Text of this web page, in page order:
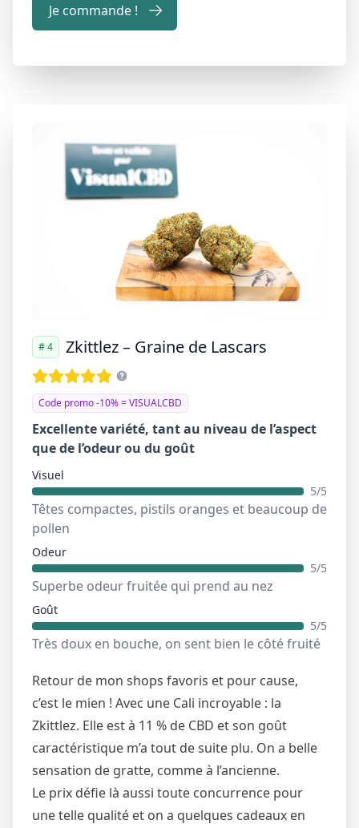
Je commande !
# 4 Zkittlez – Graine de Lascars
Code promo -10% = VISUALCBD
Excellente variété, tant au niveau de l’aspect
que de l’odeur ou du goût
Visuel
5/5
Têtes compactes, pistils oranges et beaucoup de
pollen
Odeur
5/5
Superbe odeur fruitée qui prend au nez
Goût
5/5
Très doux en bouche, on sent bien le côté fruité
Retour de mon shops favoris et pour cause,
c’est le mien ! Avec une Cali incroyable : la
Zkittlez. Elle est à 11 % de CBD et son goût
caractéristique m’a tout de suite plu. On a belle
sensation de gratte, comme à l’ancienne.
Le prix défie là aussi toute concurrence pour
une telle qualité et on a quelques cadeaux en